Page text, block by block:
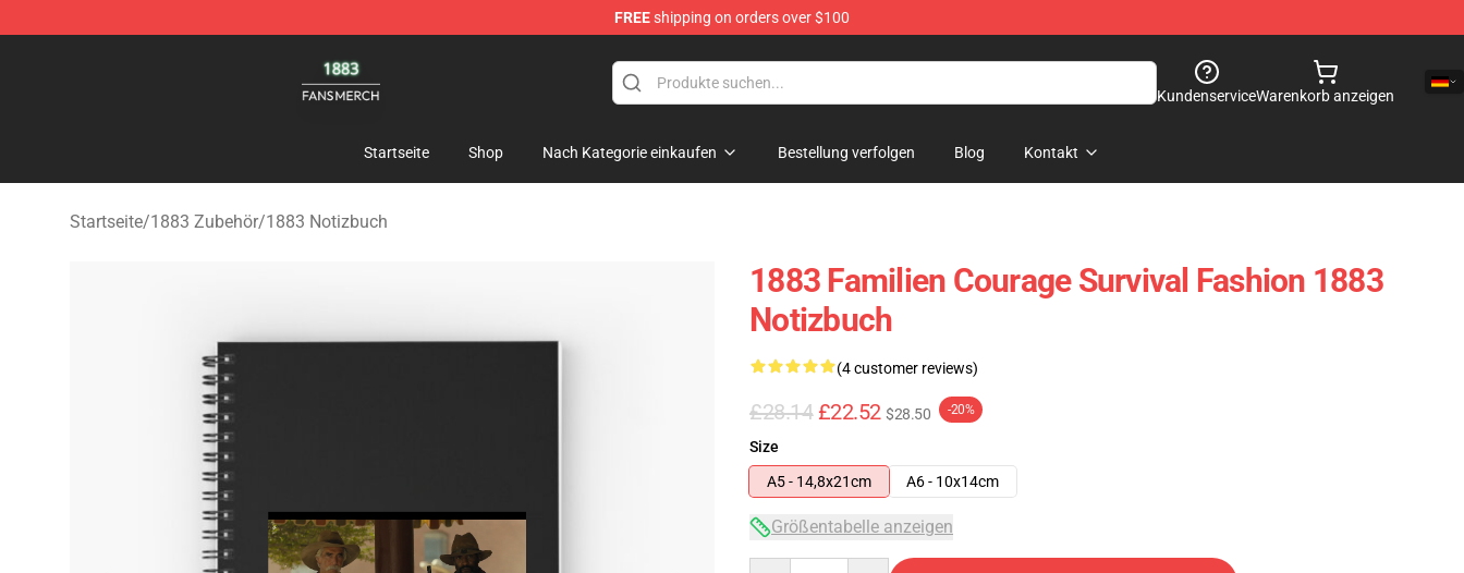
FREEshipping on orders over $100
KundenserviceWarenkorb anzeigen
Startseite Shop Nach Kategorie einkaufen Bestellung verfolgen Blog Kontakt
Startseite/1883 Zubehör/1883 Notizbuch
1883 Familien Courage Survival Fashion 1883
Notizbuch
(4 customer reviews)
£28.14 £22.52 $28.50 -20%
Size
A5 - 14,8x21cm
A6 - 10x14cm
Größentabelle anzeigen